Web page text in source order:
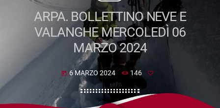
ARPA. BOLLETTINO NEVE E
VALANGHE MERCOLEDÌ 06
MARZO 2024
today 6 MARZO 2024 146